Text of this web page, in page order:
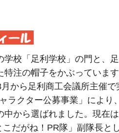
学校「足利学校」の門と、
特注の帽子をかぶっています
から足利商工会議所主催で
ラクター公募事業」により
中から選ばれました。現在
だがね！PR隊」副隊長と